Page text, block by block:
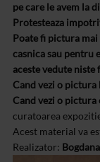
pe care le avem la
Protesteaza
Poate fi pictura
casnica sau pentru
aceste vedute
Cand vezi o
Cand vezi o
curatoarea
Acest material va
Realizator: